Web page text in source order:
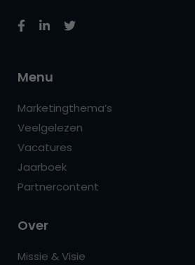
Menu
Marketingthema’s
Veelgelezen
Vacatures
Jaarboek
Partnercontent
Over
Missie & Visie